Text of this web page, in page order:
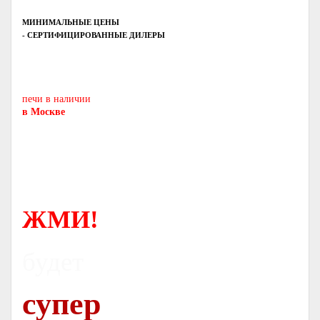
МИНИМАЛЬНЫЕ ЦЕНЫ
- СЕРТИФИЦИРОВАННЫЕ ДИЛЕРЫ
печи в наличии
в Москве
ЖМИ!
супер